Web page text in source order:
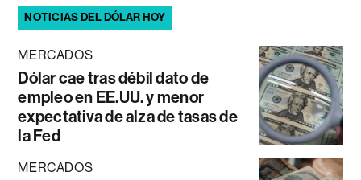
NOTICIAS DEL DÓLAR HOY
MERCADOS
Dólar cae tras débil dato de
empleo en EE.UU. y menor
expectativa de alza de tasas de
la Fed
MERCADOS